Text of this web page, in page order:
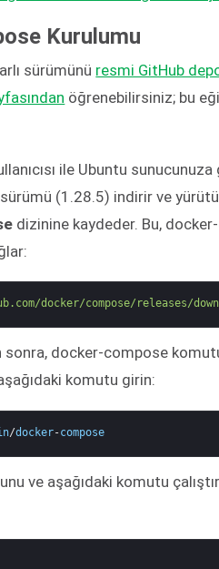
Kurulumu
sürümünü resmi GitHub
öğrenebilirsiniz; bu
ile Ubuntu sunucunuza
(1.28.5) indirir ve
dizinine kaydeder. Bu,
docker/compose/releases/
docker-compose
komutu girin:
/docker-compose
ve aşağıdaki komutu